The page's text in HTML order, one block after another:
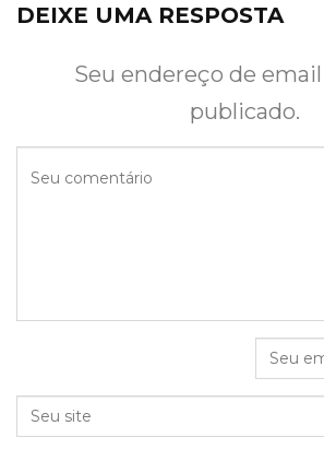
DEIXE UMA RESPOSTA
Seu endereço de email
publicado.